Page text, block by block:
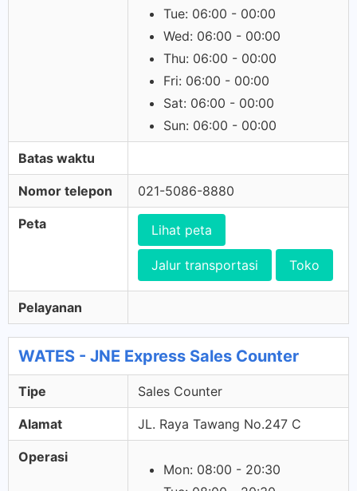
Tue: 06:00 - 00:00
Wed: 06:00 - 00:00
Thu: 06:00 - 00:00
Fri: 06:00 - 00:00
Sat: 06:00 - 00:00
Sun: 06:00 - 00:00
Batas waktu
Nomor telepon 021-5086-8880
Peta Lihat peta
Jalur transportasi Toko
Pelayanan
WATES - JNE Express Sales Counter
Tipe Sales Counter
Alamat JL. Raya Tawang No.247 C
Operasi
Mon: 08:00 - 20:30